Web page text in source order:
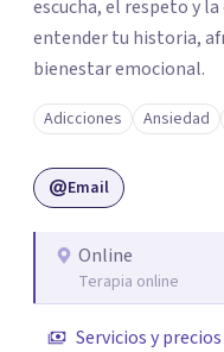
escucha, el respeto y
entender tu historia,
bienestar emocional.
Adicciones Ansiedad
Email
Online
Terapia online
Servicios y precios